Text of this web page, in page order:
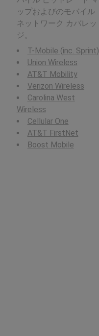
ップおよびのモバイル
ネットワーク カバレッ
ジ。
T-Mobile (inc. Sprint)
Union Wireless
AT&T Mobility
Verizon Wireless
Carolina West
Wireless
Cellular One
AT&T FirstNet
Boost Mobile